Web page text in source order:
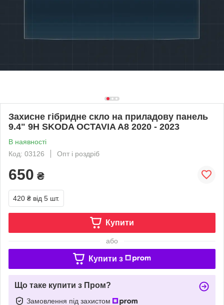
Захисне гібридне скло на приладову панель
9.4" 9H SKODA OCTAVIA A8 2020 - 2023
В наявності
Код: 03126
Опт і роздріб
650 ₴
420 ₴ від 5 шт.
Купити
або
Купити з
Що таке купити з Пром?
Замовлення під захистом